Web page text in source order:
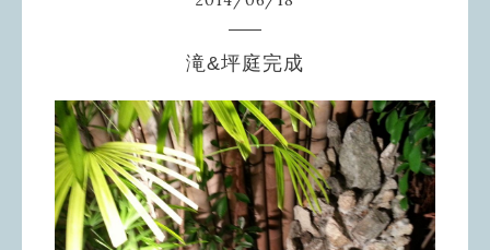
滝&坪庭完成